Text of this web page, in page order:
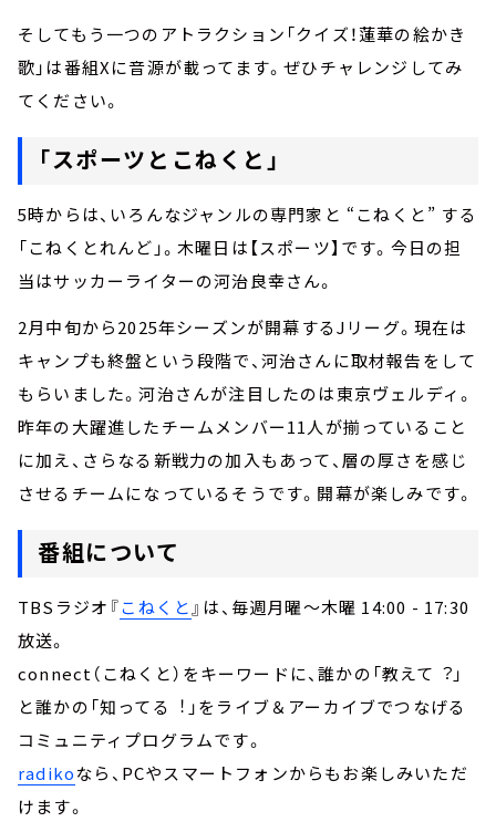
そしてもう一つのアトラクション「クイズ！蓮華の絵かき
歌」は番組Xに音源が載ってます。ぜひチャレンジしてみ
てください。
「スポーツとこねくと」
5時からは、いろんなジャンルの専門家と “こねくと” する
「こねくとれんど」。木曜日は【スポーツ】です。今日の担
当はサッカーライターの河治良幸さん。
2月中旬から2025年シーズンが開幕するJリーグ。現在は
キャンプも終盤という段階で、河治さんに取材報告をして
もらいました。河治さんが注目したのは東京ヴェルディ。
昨年の大躍進したチームメンバー11人が揃っていること
に加え、さらなる新戦力の加入もあって、層の厚さを感じ
させるチームになっているそうです。開幕が楽しみです。
番組について
TBSラジオ『こねくと 』は、毎週月曜～木曜 14:00 - 17:30
放送。
connect（こねくと）をキーワードに、誰かの「教えて︖」
と誰かの「知ってる︕」をライブ＆アーカイブでつなげる
コミュニティプログラムです。
radikoなら、PCやスマートフォンからもお楽しみいただ
けます。